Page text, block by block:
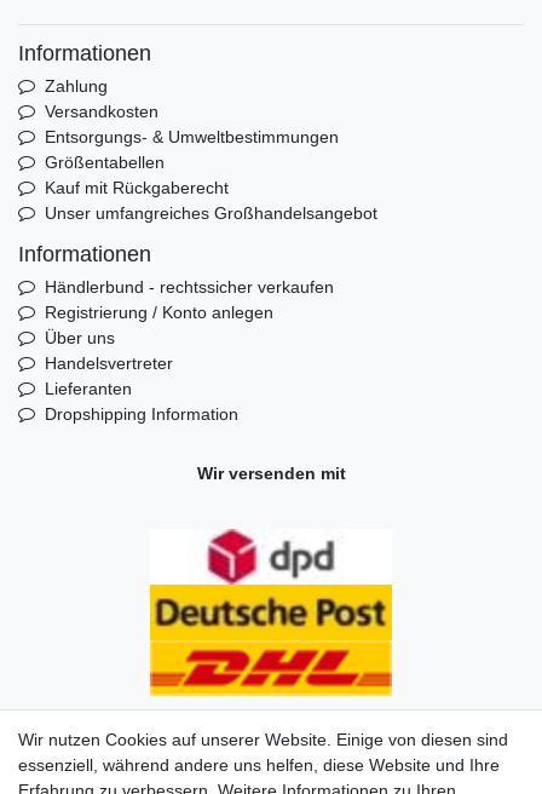
Informationen
Zahlung
Versandkosten
Entsorgungs- & Umweltbestimmungen
Größentabellen
Kauf mit Rückgaberecht
Unser umfangreiches Großhandelsangebot
Informationen
Händlerbund - rechtssicher verkaufen
Registrierung / Konto anlegen
Über uns
Handelsvertreter
Lieferanten
Dropshipping Information
Wir versenden mit
Wir nutzen Cookies auf unserer Website. Einige von diesen sind
essenziell, während andere uns helfen, diese Website und Ihre